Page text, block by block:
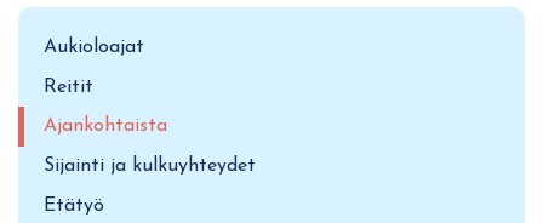
Aukioloajat
Reitit
Ajankohtaista
Sijainti ja kulkuyhteydet
Etätyö